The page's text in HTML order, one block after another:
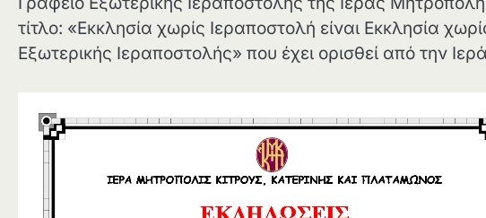
τίτλο: «Εκκλησία χωρίς Ιεραποστολή είναι Εκκλησία
Εξωτερικής Ιεραποστολής» που έχει ορισθεί από την